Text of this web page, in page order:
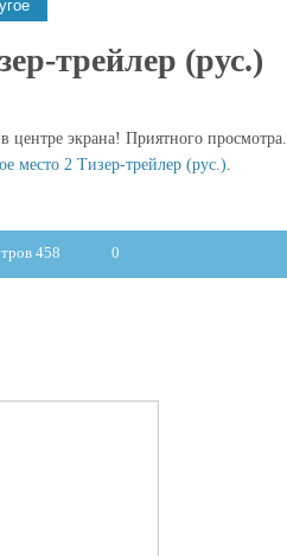
трейлер (рус.)
центре экрана! Приятного просмотра.
место 2 Тизер-трейлер (рус.).
458 0